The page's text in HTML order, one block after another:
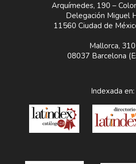
Arquímedes, 190 –
Delegación Miguel
11560 Ciudad de
Mallorca, 310
08037 Barcelona
Indexada en: